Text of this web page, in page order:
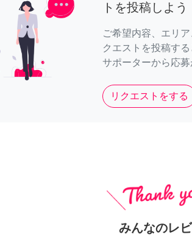
トを投稿しよう
ご希望内容、エリ
クエストを投稿す
サポーターから応募
リクエストをする
みんなのレ